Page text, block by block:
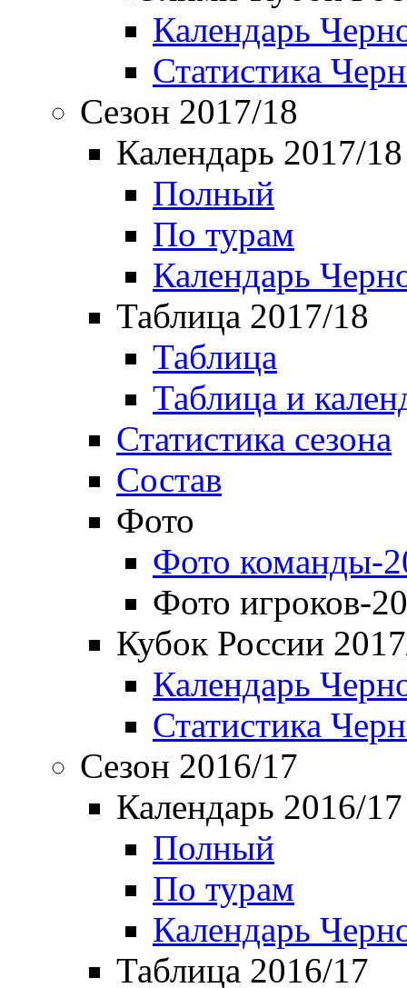
Календарь
Статистика
Сезон 2017/18
Календарь 2017/18
Полный
По турам
Календарь
Таблица 2017/18
Таблица
Таблица и
Статистика сезона
Состав
Фото
Фото команды-
Фото игроков-
Кубок России
Календарь
Статистика
Сезон 2016/17
Календарь 2016/17
Полный
По турам
Календарь
Таблица 2016/17